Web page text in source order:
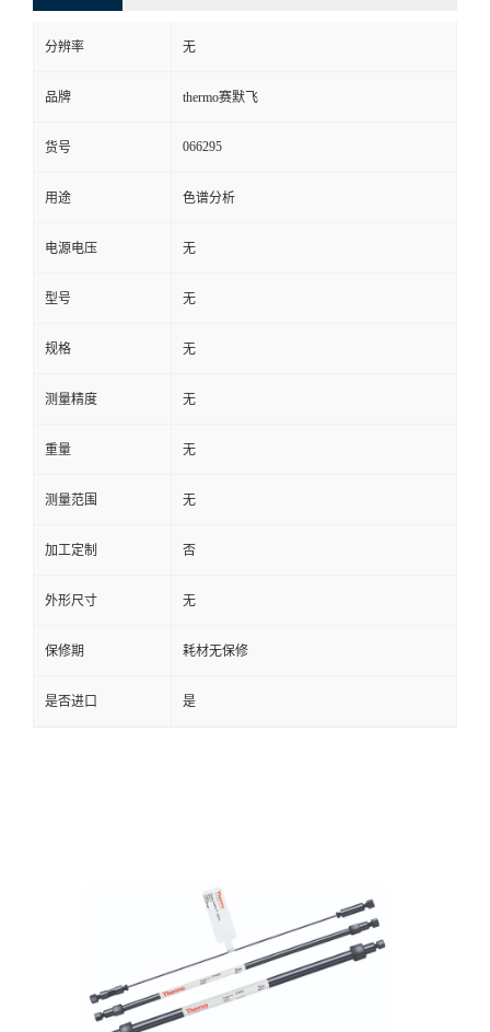
分辨率 无
品牌 thermo赛默飞
货号 066295
用途 色谱分析
电源电压 无
型号 无
规格 无
测量精度 无
重量 无
测量范围 无
加工定制 否
外形尺寸 无
保修期 耗材无保修
是否进口 是